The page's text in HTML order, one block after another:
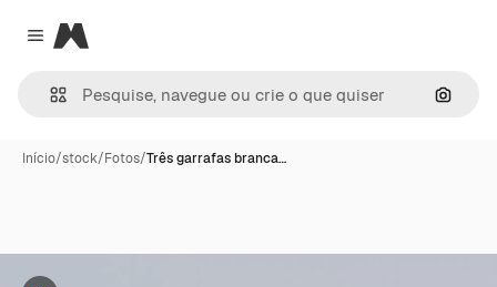
Close menu
Magnific
Início/stock/Fotos/Três garrafas branca…